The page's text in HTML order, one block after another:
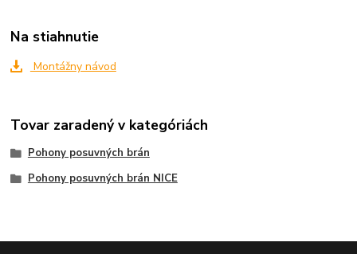
Na stiahnutie
Montážny návod
Tovar zaradený v kategóriách
Pohony posuvných brán
Pohony posuvných brán NICE